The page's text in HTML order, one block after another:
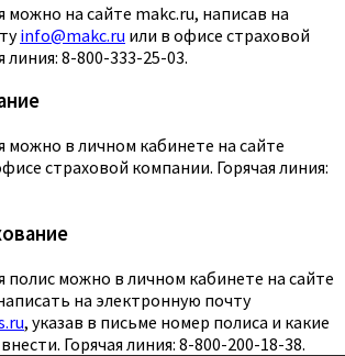
можно на сайте makc.ru, написав на
info@makc.ru или в офисе страховой
линия: 8-800-333-25-03.
можно в личном кабинете на сайте
страховой компании. Горячая линия:
полис можно в личном кабинете на сайте
на электронную почту
, указав в письме номер полиса и какие
Горячая линия: 8-800-200-18-38.